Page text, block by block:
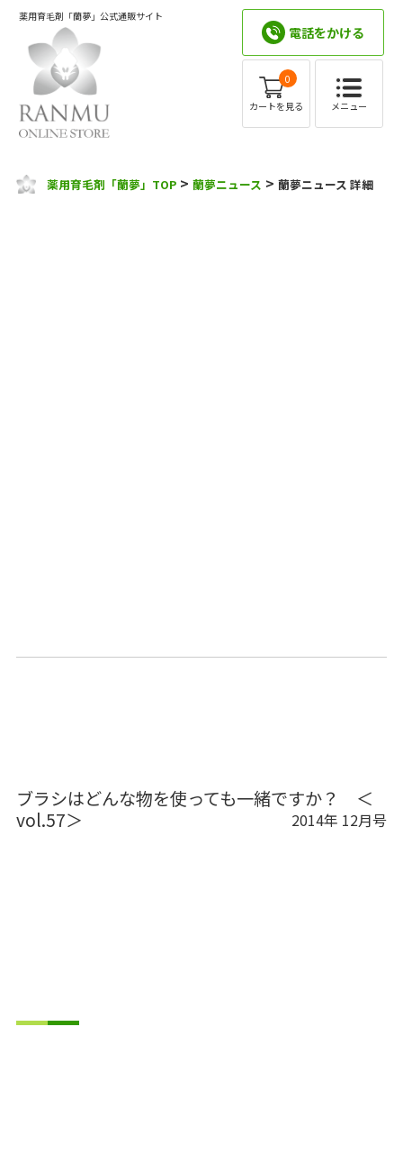
薬用育毛剤「蘭夢」公式通販サイト
電話をかける
0
カートを見る メニュー
薬用育毛剤「蘭夢」TOP >蘭夢ニュース >蘭夢ニュース 詳細
ブラシはどんな物を使っても一緒ですか？ ＜
vol.57＞
2014年 12月号